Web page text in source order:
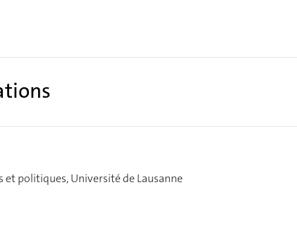
et politiques, Université de Lausanne